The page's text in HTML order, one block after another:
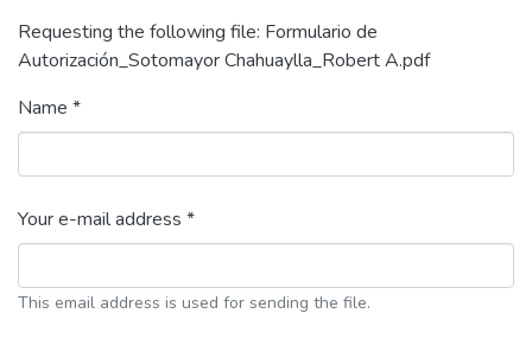
Requesting the following file: Formulario de
Autorización_Sotomayor Chahuaylla_Robert A.pdf
Name *
Your e-mail address *
This email address is used for sending the file.